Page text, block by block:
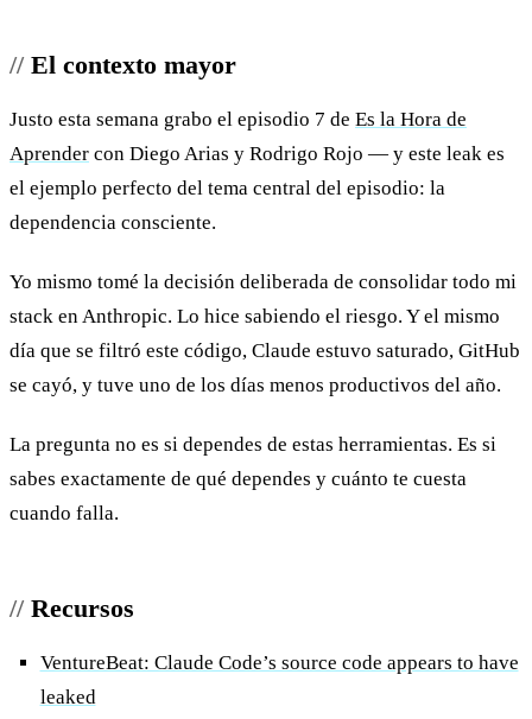
El contexto mayor
Justo esta semana grabo el episodio 7 de Es la Hora de
Aprender con Diego Arias y Rodrigo Rojo — y este leak es
el ejemplo perfecto del tema central del episodio: la
dependencia consciente.
Yo mismo tomé la decisión deliberada de consolidar todo mi
stack en Anthropic. Lo hice sabiendo el riesgo. Y el mismo
día que se filtró este código, Claude estuvo saturado, GitHub
se cayó, y tuve uno de los días menos productivos del año.
La pregunta no es si dependes de estas herramientas. Es si
sabes exactamente de qué dependes y cuánto te cuesta
cuando falla.
Recursos
VentureBeat: Claude Code’s source code appears to have
leaked